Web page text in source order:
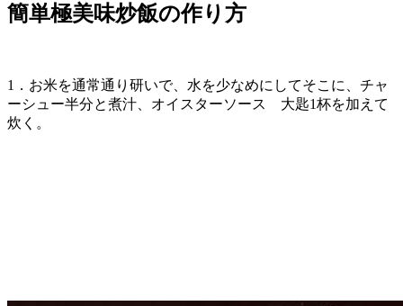
簡単極美味炒飯の作り方
1．お米を通常通り研いで、水を少なめにしてそこに、チャ
ーシュー半分と煮汁、オイスターソース 大匙1杯を加えて
炊く。